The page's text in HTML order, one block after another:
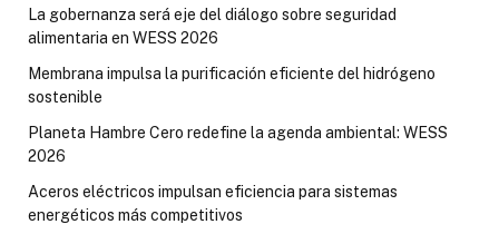
La gobernanza será eje del diálogo sobre seguridad
alimentaria en WESS 2026
Membrana impulsa la purificación eficiente del hidrógeno
sostenible
Planeta Hambre Cero redefine la agenda ambiental: WESS
2026
Aceros eléctricos impulsan eficiencia para sistemas
energéticos más competitivos